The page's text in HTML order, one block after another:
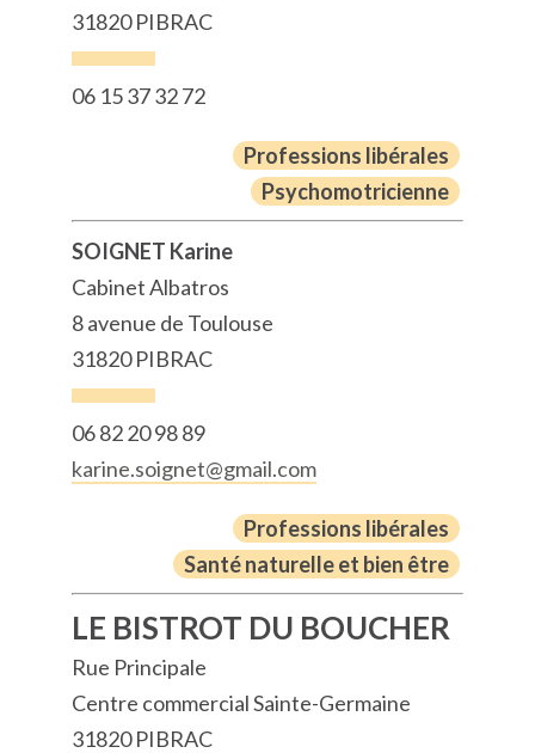
31820 PIBRAC
06 15 37 32 72
Professions libérales
Psychomotricienne
SOIGNET Karine
Cabinet Albatros
8 avenue de Toulouse
31820 PIBRAC
06 82 20 98 89
karine.soignet@gmail.com
Professions libérales
Santé naturelle et bien être
LE BISTROT DU BOUCHER
Rue Principale
Centre commercial Sainte-Germaine
31820 PIBRAC